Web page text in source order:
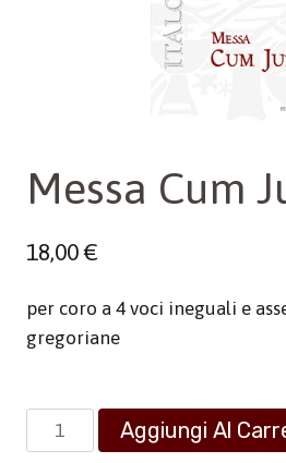
Messa Cum
18,00€
per coro a 4 voci ineguali e
gregoriane
Messa
Cum
Aggiungi Al